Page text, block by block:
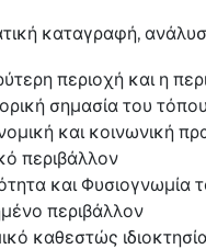
καταγραφή,
περιοχή και η
σημασία του τόπου
και κοινωνική
περιβάλλον
και Φυσιογνωμία
περιβάλλον
καθεστώς